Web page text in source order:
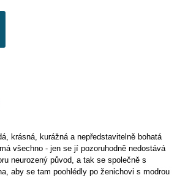
krásná, kurážná a nepředstavitelně bohatá
všechno - jen se jí pozoruhodně nedostává
neurozený původ, a tak se společně s
aby se tam poohlédly po ženichovi s modrou